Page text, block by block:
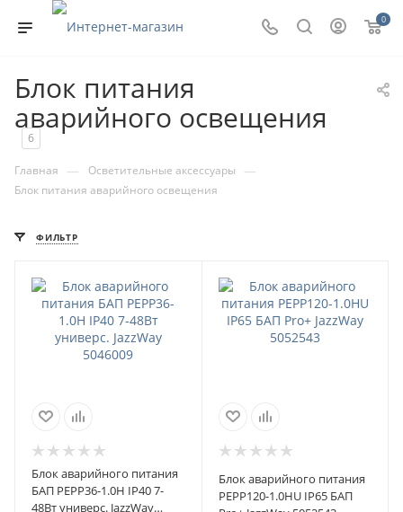
0
Блок питания
аварийного освещения
6
Главная — Осветительные аксессуары —
Блок питания аварийного освещения
ФИЛЬТР
Блок аварийного питания
БАП PEPP36-1.0H IP40 7-
48Вт универс. JazzWay
Блок аварийного питания
PEPP120-1.0HU IP65 БАП